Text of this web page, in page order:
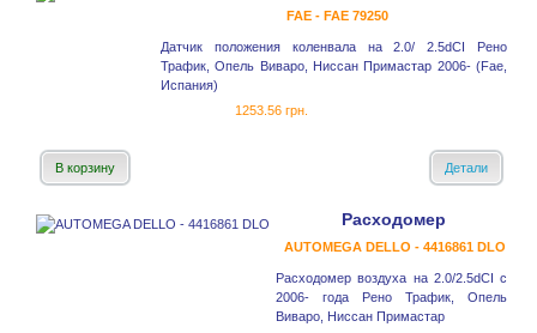
FAE - FAE 79250
Датчик положения коленвала на 2.0/ 2.5dCI Рено
Трафик, Опель Виваро, Ниссан Примастар 2006- (Fae,
Испания)
1253.56 грн.
В корзину Детали
Расходомер
AUTOMEGA DELLO - 4416861 DLO
Расходомер воздуха на 2.0/2.5dCI с
2006- года Рено Трафик, Опель
Виваро, Ниссан Примастар